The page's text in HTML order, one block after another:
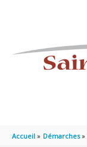
Accueil Démarches